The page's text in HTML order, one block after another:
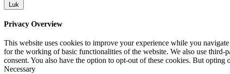
Luk
Privacy Overview
This website uses cookies to improve your experience while you
for the working of basic functionalities of the website. We also use
consent. You also have the option to opt-out of these cookies. But
Necessary